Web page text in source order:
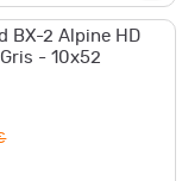
BX-2 Alpine HD
- 10x52